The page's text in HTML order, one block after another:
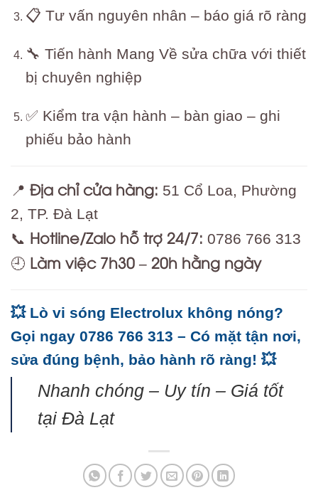
📋 Tư vấn nguyên nhân – báo giá rõ ràng
🔧 Tiến hành Mang Về sửa chữa với thiết
bị chuyên nghiệp
✅ Kiểm tra vận hành – bàn giao – ghi
phiếu bảo hành
📍 Địa chỉ cửa hàng: 51 Cổ Loa, Phường
2, TP. Đà Lạt
📞 Hotline/Zalo hỗ trợ 24/7: 0786 766 313
🕘 Làm việc 7h30 – 20h hằng ngày
💥 Lò vi sóng Electrolux không nóng?
Gọi ngay 0786 766 313 – Có mặt tận nơi,
sửa đúng bệnh, bảo hành rõ ràng! 💥
Nhanh chóng – Uy tín – Giá tốt
tại Đà Lạt